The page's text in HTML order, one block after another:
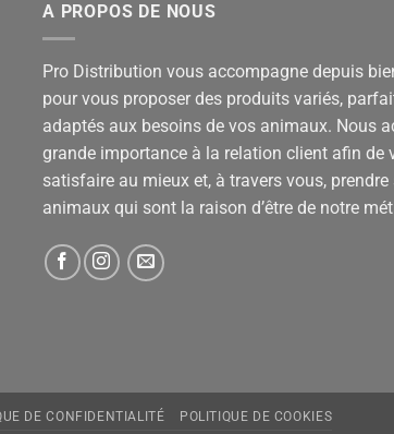
A PROPOS DE NOUS
Pro Distribution vous accompagne depuis
pour vous proposer des produits variés,
adaptés aux besoins de vos animaux. Nous
grande importance à la relation client afin de
satisfaire au mieux et, à travers vous, prendre
animaux qui sont la raison d’être de notre
DE CONFIDENTIALITÉ POLITIQUE DE COOKIES